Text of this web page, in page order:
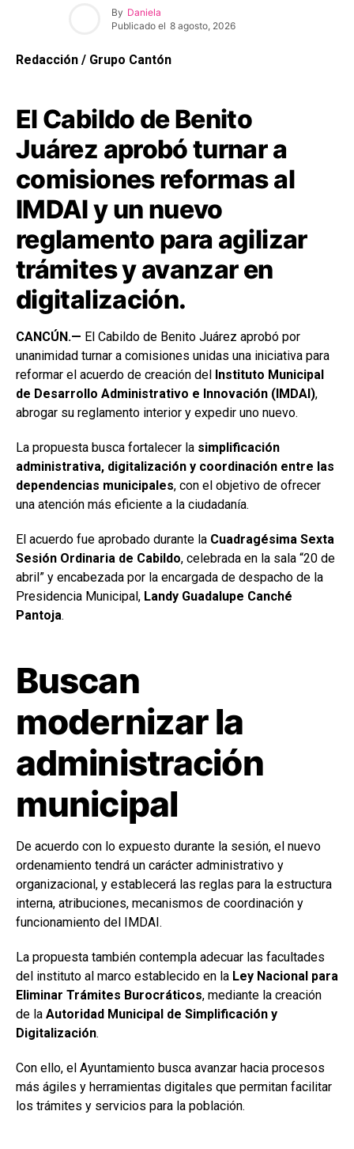
By Daniela
Publicado el 8 agosto, 2026
Redacción / Grupo Cantón
El Cabildo de Benito
Juárez aprobó turnar a
comisiones reformas al
IMDAI y un nuevo
reglamento para agilizar
trámites y avanzar en
digitalización.
CANCÚN.— El Cabildo de Benito Juárez aprobó por
unanimidad turnar a comisiones unidas una iniciativa para
reformar el acuerdo de creación del
Instituto Municipal
de Desarrollo Administrativo e Innovación (IMDAI),
abrogar su reglamento interior y expedir uno nuevo.
La propuesta busca fortalecer la simplificación
administrativa, digitalización y coordinación entre las
dependencias municipales, con el objetivo de ofrecer
una atención más eficiente a la ciudadanía.
El acuerdo fue aprobado durante la Cuadragésima Sexta
Sesión Ordinaria de Cabildo, celebrada en la sala “20 de
abril” y encabezada por la encargada de despacho de la
Presidencia Municipal, Landy Guadalupe Canché
Pantoja.
Buscan
modernizar la
administración
municipal
De acuerdo con lo expuesto durante la sesión, el nuevo
ordenamiento tendrá un carácter administrativo y
organizacional, y establecerá las reglas para la estructura
interna, atribuciones, mecanismos de coordinación y
funcionamiento del IMDAI.
La propuesta también contempla adecuar las facultades
del instituto al marco establecido en la Ley Nacional para
Eliminar Trámites Burocráticos, mediante la creación
de la Autoridad Municipal de Simplificación y
Digitalización.
Con ello, el Ayuntamiento busca avanzar hacia procesos
más ágiles y herramientas digitales que permitan facilitar
los trámites y servicios para la población.